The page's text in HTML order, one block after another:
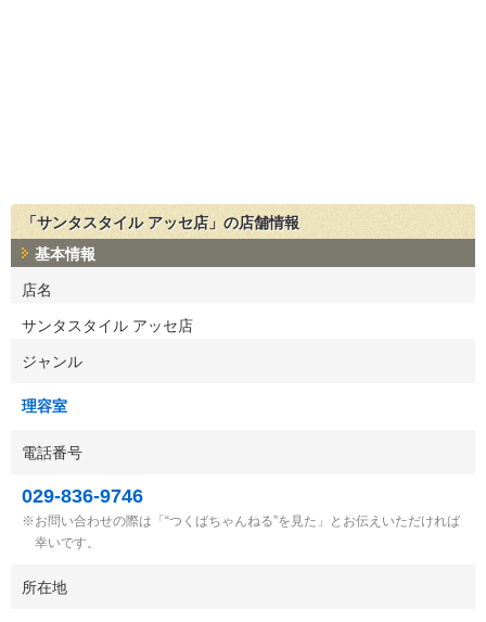
「サンタスタイル アッセ店」の店舗情報
基本情報
店名
サンタスタイル アッセ店
ジャンル
理容室
電話番号
029-836-9746
お問い合わせの際は「“つくばちゃんねる”を見た」とお伝えいただければ
幸いです。
所在地